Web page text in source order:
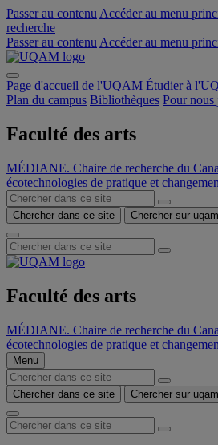
Passer au contenu Accéder au menu
recherche
Passer au contenu Accéder au menu
Page d'accueil de l'UQAM Étudier à
Plan du campus Bibliothèques Pour nous
Faculté des arts
MÉDIANE. Chaire de recherche du
écotechnologies de pratique et
Chercher dans ce site Chercher sur
Faculté des arts
MÉDIANE. Chaire de recherche du
écotechnologies de pratique et
Menu
Chercher dans ce site Chercher sur